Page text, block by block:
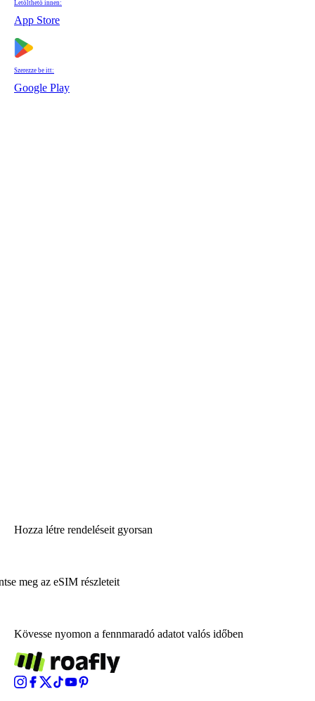
Letölthető innen:
App Store
Szerezze be itt:
Google Play
Hozza létre rendeléseit gyorsan
meg az eSIM részleteit
Kövesse nyomon a fennmaradó adatot valós időben